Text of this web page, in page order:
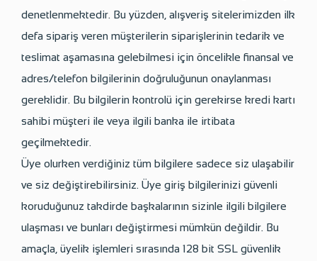
denetlenmektedir. Bu yüzden, alışveriş sitelerimizden ilk
defa sipariş veren müşterilerin siparişlerinin tedarik ve
teslimat aşamasına gelebilmesi için öncelikle finansal ve
adres/telefon bilgilerinin doğruluğunun onaylanması
gereklidir. Bu bilgilerin kontrolü için gerekirse kredi kartı
sahibi müşteri ile veya ilgili banka ile irtibata
geçilmektedir.
Üye olurken verdiğiniz tüm bilgilere sadece siz ulaşabilir
ve siz değiştirebilirsiniz. Üye giriş bilgilerinizi güvenli
koruduğunuz takdirde başkalarının sizinle ilgili bilgilere
ulaşması ve bunları değiştirmesi mümkün değildir. Bu
amaçla, üyelik işlemleri sırasında 128 bit SSL güvenlik